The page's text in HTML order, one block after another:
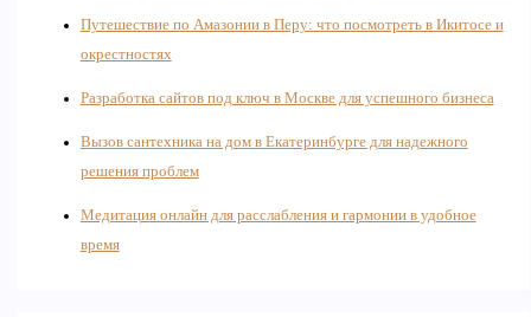
Путешествие по Амазонии в Перу: что посмотреть в Икитосе и
окрестностях
Разработка сайтов под ключ в Москве для успешного бизнеса
Вызов сантехника на дом в Екатеринбурге для надежного
решения проблем
Медитация онлайн для расслабления и гармонии в удобное
время